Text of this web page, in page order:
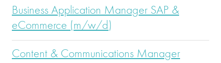
Business Application Manager SAP &
eCommerce (m/w/d)
Content & Communications Manager